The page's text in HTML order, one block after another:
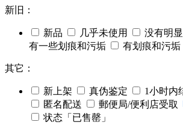
新旧：
新品 几乎未使用
没有明
有一些划痕和污垢
有划痕和污垢
其它：
新上架 真伪鉴定 1小时内
匿名配送
郵便局/便利店受取
状态「已售罄」